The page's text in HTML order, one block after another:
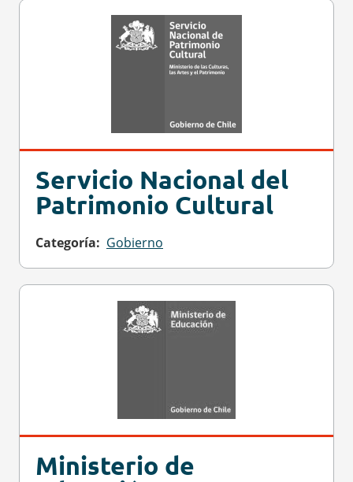
Servicio Nacional del
Patrimonio Cultural
Categoría Gobierno
Ministerio de